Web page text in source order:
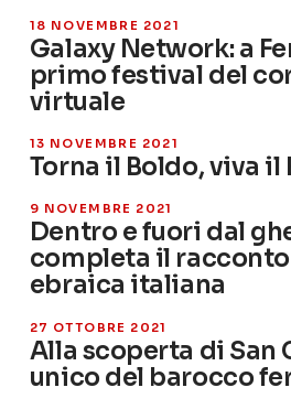
18 NOVEMBRE 2021
Galaxy Network: a
primo festival del
virtuale
13 NOVEMBRE 2021
Torna il Boldo, viva il
9 NOVEMBRE 2021
Dentro e fuori dal
completa il
ebraica italiana
27 OTTOBRE 2021
Alla scoperta di San
unico del barocco